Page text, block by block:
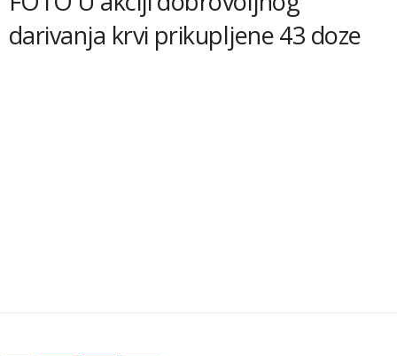
darivanja krvi prikupljene 43 doze